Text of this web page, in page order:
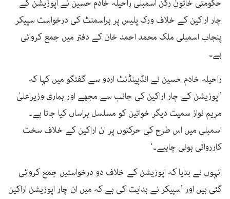
حکومتی خاتون رکن اسمبلی راحیلہ خادم حسین نے اپوزیشن کے
چار اراکین کے خلاف ورک پلیس پر ہراسمنٹ کی درخواست سپیکر
پنجاب اسمبلی ملک محمد احمد خان کے دفتر میں جمع کروائی
ہے۔
راحیلہ خادم حسین نے انڈپینڈنٹ اردو سے گفتگو میں کہا کہ
’اپوزیشن کے چار اراکین کی جانب سے مجھے اور ہماری وزیراعلیٰ
مریم نواز سمیت دیگر خواتین کو مسلسل ہراساں کیا جاتا ہے۔
اسمبلی میں اس طرح کی حرکتوں پر ان اراکین کے خلاف سخت
کارروائی ہونی چاہیے۔‘
انہوں نے بتایا کہ اپوزیشن کے خلاف دو درخواستیں جمع کروائی
گئی ہیں اور ’سپیکر نے ہدایت کی ہے کہ میں ان چار اپوزیشن اراکین